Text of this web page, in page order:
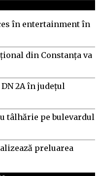
în entertainment în
din Constanța va
2A în județul
tâlhărie pe bulevardul
preluarea